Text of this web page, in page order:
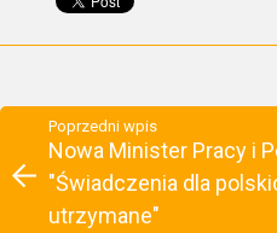
Poprzedni wpis
Nowa Minister Pracy i
"Świadczenia dla
utrzymane"